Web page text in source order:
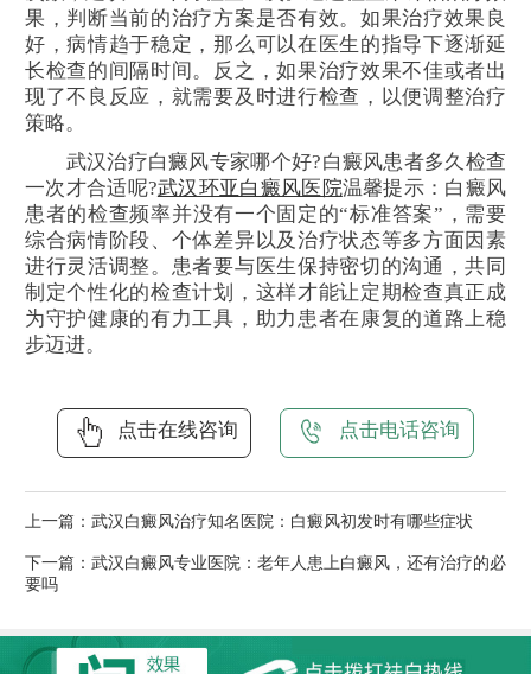
果，判断当前的治疗方案是否有效。如果治疗效果良
好，病情趋于稳定，那么可以在医生的指导下逐渐延
长检查的间隔时间。反之，如果治疗效果不佳或者出
现了不良反应，就需要及时进行检查，以便调整治疗
策略。
武汉治疗白癜风专家哪个好?白癜风患者多久检查
一次才合适呢?武汉环亚白癜风医院温馨提示：白癜风
患者的检查频率并没有一个固定的“标准答案”，需要
综合病情阶段、个体差异以及治疗状态等多方面因素
进行灵活调整。患者要与医生保持密切的沟通，共同
制定个性化的检查计划，这样才能让定期检查真正成
为守护健康的有力工具，助力患者在康复的道路上稳
步迈进。
点击在线咨询 点击电话咨询
上一篇： 武汉白癜风治疗知名医院：白癜风初发时有哪些症状
下一篇： 武汉白癜风专业医院：老年人患上白癜风，还有治疗的必
要吗